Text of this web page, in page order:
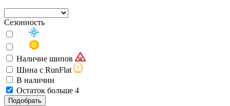
Сезонность
Наличие шипов
Шина с RunFlat
В наличии
Остаток больше 4
Подобрать